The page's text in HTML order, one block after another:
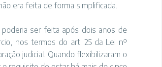
era feita de forma simplificada.
ser feita após dois anos de
nos termos do art. 25 da Lei nº
judicial. Quando flexibilizaram o